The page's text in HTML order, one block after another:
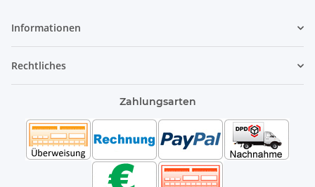
Informationen
Rechtliches
Zahlungsarten